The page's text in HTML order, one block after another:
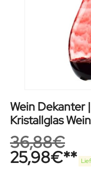
Wein Dekanter
Kristallglas
36,88€
25,98€